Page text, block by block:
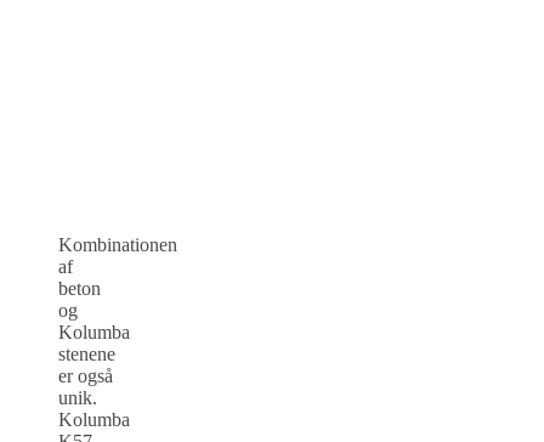
Kombinationen
af
beton
og
Kolumba
stenene
er også
unik.
Kolumba